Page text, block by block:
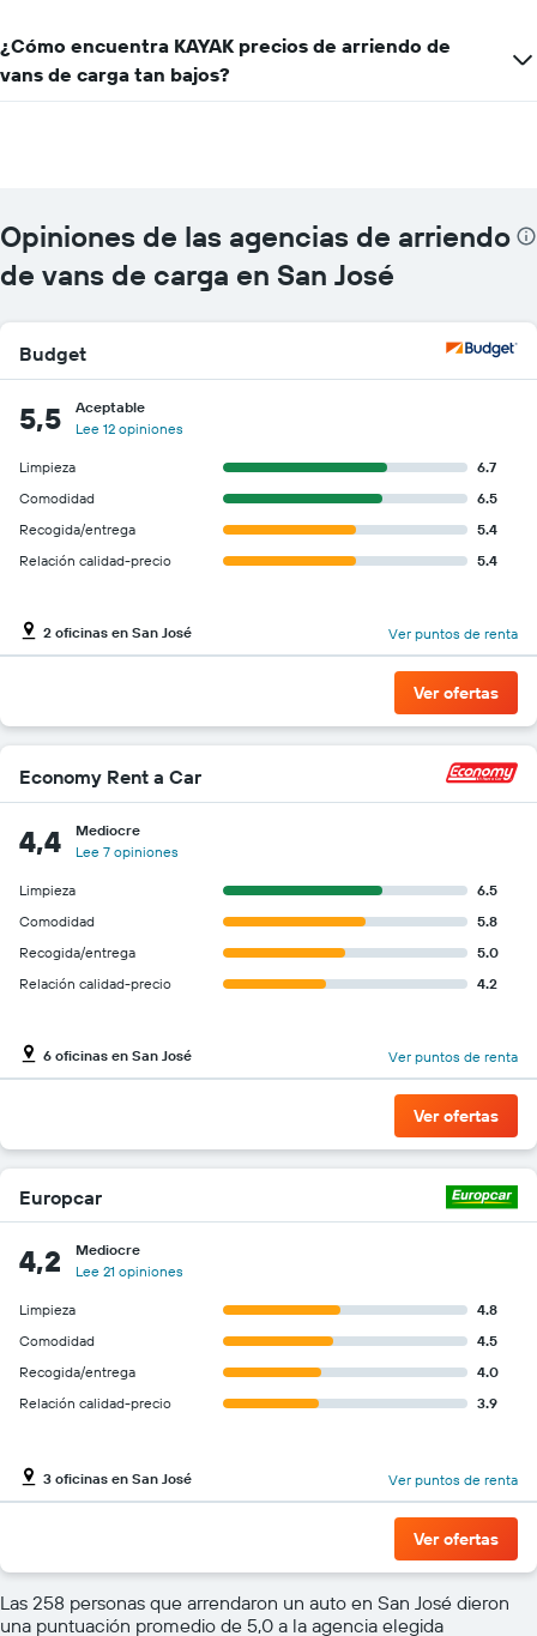
X
que
indica
las
El
muestra
Y
que
indica
el
más
barato
un
auto
por
empresa.
¿Cómo encuentra KAYAK precios de arriendo de
vans de carga tan bajos?
Opiniones de las agencias de arriendo
de vans de carga en San José
Budget
5,5
Aceptable
Lee 12 opiniones
Limpieza
6.7
Comodidad
6.5
Recogida/entrega
5.4
Relación calidad-precio
5.4
2 oficinas en San José Ver puntos de renta
Ver ofertas
Economy Rent a Car
4,4
Mediocre
Lee 7 opiniones
Limpieza
6.5
Comodidad
5.8
Recogida/entrega
5.0
Relación calidad-precio
4.2
6 oficinas en San José Ver puntos de renta
Ver ofertas
Europcar
4,2
Mediocre
Lee 21 opiniones
Limpieza
4.8
Comodidad
4.5
Recogida/entrega
4.0
Relación calidad-precio
3.9
3 oficinas en San José Ver puntos de renta
Ver ofertas
Las 258 personas que arrendaron un auto en San José dieron
una puntuación promedio de 5,0 a la agencia elegida